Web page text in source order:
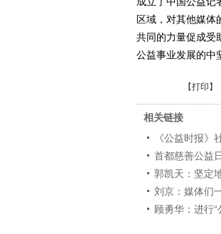
区域，对其他媒体
共同的力量促成受
公益事业发展的中
【打印 】
相关链接
《公益时报》
首都慈善公益
郭凯天：坚定
刘京：媒体们
顾勇华：进行